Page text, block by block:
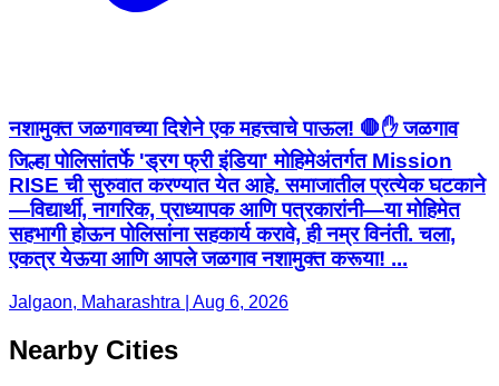
नशामुक्त जळगावच्या दिशेने एक महत्त्वाचे पाऊल! 🛑✋ जळगाव
जिल्हा पोलिसांतर्फे 'ड्रग फ्री इंडिया' मोहिमेअंतर्गत Mission
RISE ची सुरुवात करण्यात येत आहे. समाजातील प्रत्येक घटकाने
—विद्यार्थी, नागरिक, प्राध्यापक आणि पत्रकारांनी—या मोहिमेत
सहभागी होऊन पोलिसांना सहकार्य करावे, ही नम्र विनंती. चला,
एकत्र येऊया आणि आपले जळगाव नशामुक्त करूया! ...
Jalgaon, Maharashtra | Aug 6, 2026
Nearby Cities